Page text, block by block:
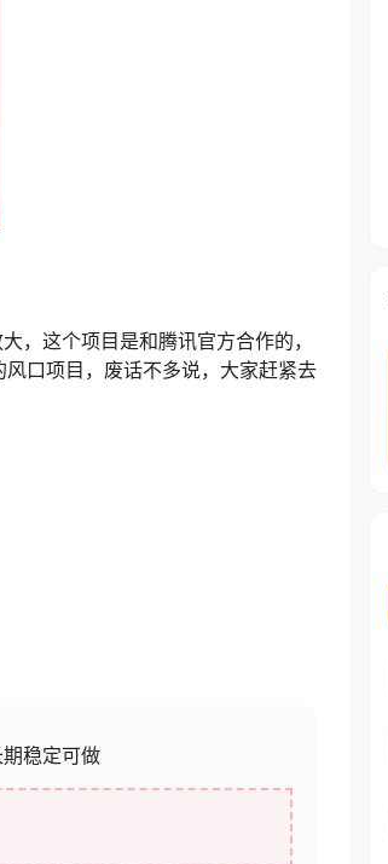
，这个项目是和腾讯官方合作的，
口项目，废话不多说，大家赶紧去
稳定可做